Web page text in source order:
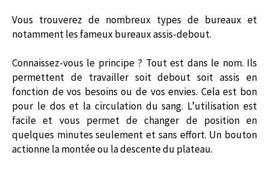
Vous trouverez de nombreux types de bureaux et
notamment les fameux bureaux assis-debout.
Connaissez-vous le principe ? Tout est dans le nom. Ils
permettent de travailler soit debout soit assis en
fonction de vos besoins ou de vos envies. Cela est bon
pour le dos et la circulation du sang. L’utilisation est
facile et vous permet de changer de position en
quelques minutes seulement et sans effort. Un bouton
actionne la montée ou la descente du plateau.